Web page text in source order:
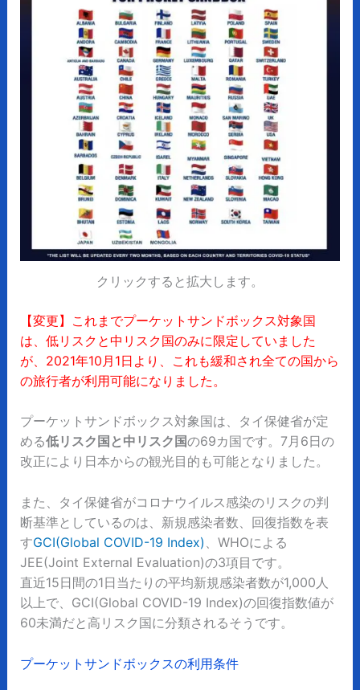
クリックすると拡大します。
【変更】これまでプーケットサンドボックス対象国
は、低リスクと中リスク国のみに限定していました
が、2021年10月1日より、これも緩和され全ての国から
の旅行者が利用可能になりました。
プーケットサンドボックス対象国は、タイ保健省が定
める低リスク国と中リスク国の69カ国です。7月6日の
改正により日本からの観光目的も可能となりました。
また、タイ保健省がコロナウイルス感染のリスクの判
断基準としているのは、新規感染者数、回復指数を表
すGCI(Global COVID-19 Index) 、WHOによる
JEE(Joint External Evaluation)の3項目です。
直近15日間の1日当たりの平均新規感染者数が1,000人
以上で、GCI(Global COVID-19 Index)の回復指数値が
60未満だと高リスク国に分類されるそうです。
プーケットサンドボックスの利用条件